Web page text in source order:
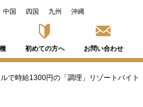
中国 四国 九州 沖縄
初めての方へ お問い合わせ
で時給1300円の「調理」リゾートバイト